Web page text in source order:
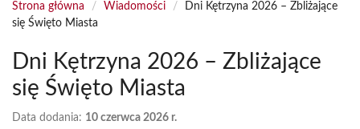
Strona główna / Wiadomości /
Dni Kętrzyna 2026 – Zbliżające
się Święto Miasta
Dni Kętrzyna 2026 – Zbliżające
się Święto Miasta
Data dodania: 10 czerwca 2026 r.